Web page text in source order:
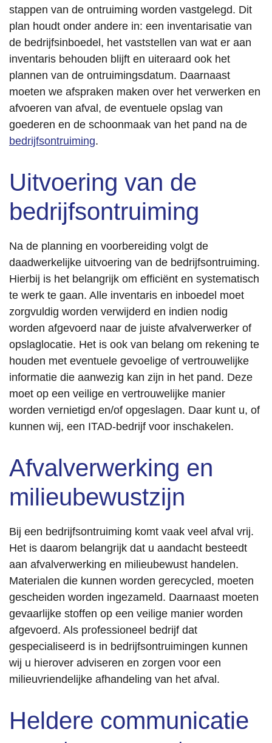
stappen van de ontruiming worden vastgelegd. Dit
plan houdt onder andere in: een inventarisatie van
de bedrijfsinboedel, het vaststellen van wat er aan
inventaris behouden blijft en uiteraard ook het
plannen van de ontruimingsdatum. Daarnaast
moeten we afspraken maken over het verwerken en
afvoeren van afval, de eventuele opslag van
goederen en de schoonmaak van het pand na de
bedrijfsontruiming.
Uitvoering van de
bedrijfsontruiming
Na de planning en voorbereiding volgt de
daadwerkelijke uitvoering van de bedrijfsontruiming.
Hierbij is het belangrijk om efficiënt en systematisch
te werk te gaan. Alle inventaris en inboedel moet
zorgvuldig worden verwijderd en indien nodig
worden afgevoerd naar de juiste afvalverwerker of
opslaglocatie. Het is ook van belang om rekening te
houden met eventuele gevoelige of vertrouwelijke
informatie die aanwezig kan zijn in het pand. Deze
moet op een veilige en vertrouwelijke manier
worden vernietigd en/of opgeslagen. Daar kunt u, of
kunnen wij, een ITAD-bedrijf voor inschakelen.
Afvalverwerking en
milieubewustzijn
Bij een bedrijfsontruiming komt vaak veel afval vrij.
Het is daarom belangrijk dat u aandacht besteedt
aan afvalverwerking en milieubewust handelen.
Materialen die kunnen worden gerecycled, moeten
gescheiden worden ingezameld. Daarnaast moeten
gevaarlijke stoffen op een veilige manier worden
afgevoerd. Als professioneel bedrijf dat
gespecialiseerd is in bedrijfsontruimingen kunnen
wij u hierover adviseren en zorgen voor een
milieuvriendelijke afhandeling van het afval.
Heldere communicatie